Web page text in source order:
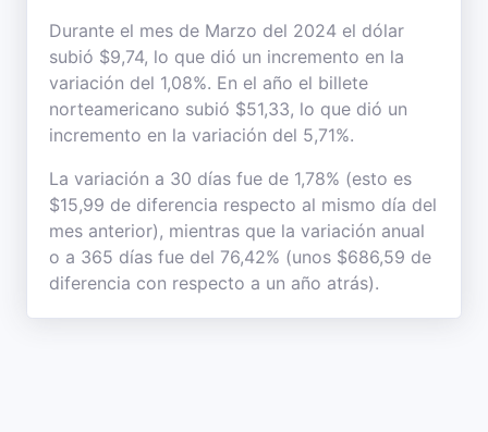
Durante el mes de Marzo del 2024 el dólar
subió $9,74, lo que dió un incremento en la
variación del 1,08%. En el año el billete
norteamericano subió $51,33, lo que dió un
incremento en la variación del 5,71%.
La variación a 30 días fue de 1,78% (esto es
$15,99 de diferencia respecto al mismo día del
mes anterior), mientras que la variación anual
o a 365 días fue del 76,42% (unos $686,59 de
diferencia con respecto a un año atrás).